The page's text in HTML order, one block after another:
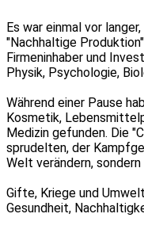
Es war einmal vor
"Nachhaltige
Firmeninhaber und
Physik, Psychologie,
Während einer Pause
Kosmetik,
Medizin gefunden. Die
sprudelten, der
Welt verändern,
Gifte, Kriege und
Gesundheit,